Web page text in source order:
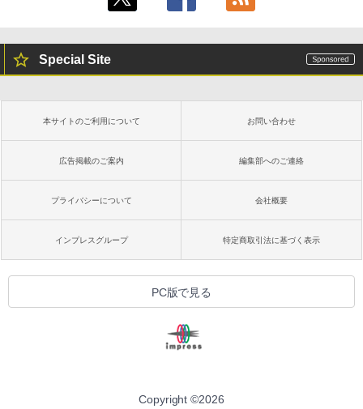
Special Site
本サイトのご利用について お問い合わせ
広告掲載のご案内 編集部へのご連絡
プライバシーについて 会社概要
インプレスグループ 特定商取引法に基づく表示
PC版で見る
Copyright ©2026